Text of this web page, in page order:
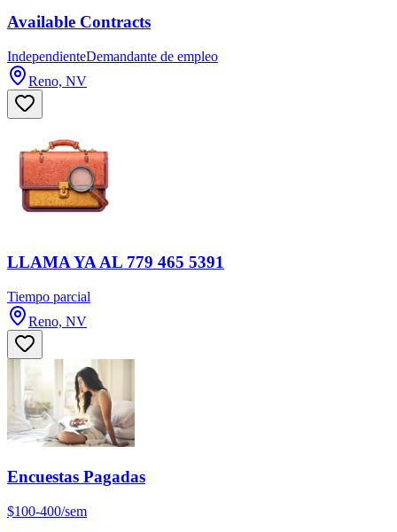
Available Contracts
IndependienteDemandante de empleo
Reno, NV
LLAMA YA AL 779 465 5391
Tiempo parcial
Reno, NV
Encuestas Pagadas
$100-400/sem